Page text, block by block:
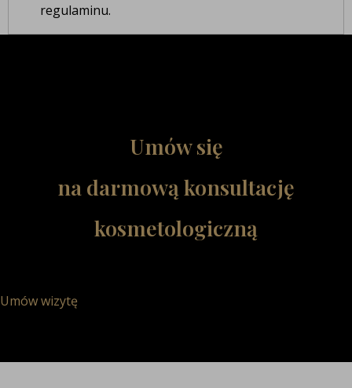
regulaminu.
Umów się
na darmową konsultację
kosmetologiczną
Umów wizytę